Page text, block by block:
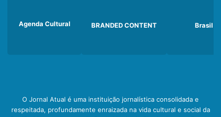
Agenda Cultural BRANDED CONTENT Brasil
O Jornal Atual é uma instituição jornalística consolidada e
respeitada, profundamente enraizada na vida cultural e social da